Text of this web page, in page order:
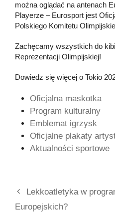
można oglądać na antenach
Playerze – Eurosport jest
Polskiego Komitetu
Zachęcamy wszystkich do
Reprezentacji Olimpijskiej!
Dowiedz się więcej o Tokio
Oficjalna maskotka
Program kulturalny
Emblemat igrzysk
Oficjalne plakaty
Aktualności sportowe
Lekkoatletyka w
Europejskich?